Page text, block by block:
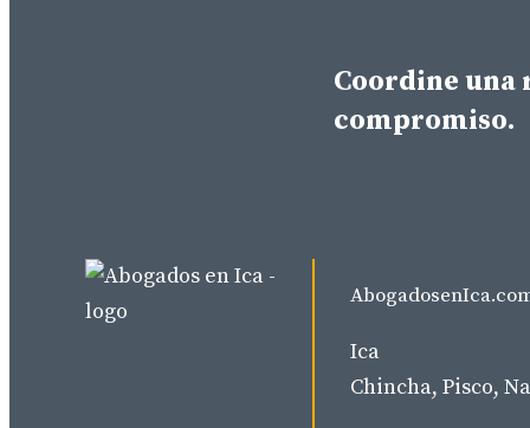
Coordine una
compromiso.
Ica
Chincha, Pisco,